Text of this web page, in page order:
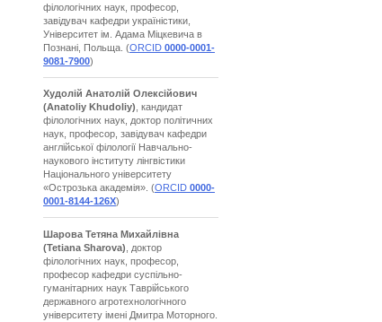
філологічних наук, професор,
завідувач кафедри україністики,
Університет ім. Адама Міцкевича в
Познані, Польща. (ORCID 0000-0001-
9081-7900)
Худолій Анатолій Олексійович
(Anatoliy Khudoliy), кандидат
філологічних наук, доктор політичних
наук, професор, завідувач кафедри
англійської філології Навчально-
наукового інституту лінгвістики
Національного університету
«Острозька академія». (ORCID 0000-
0001-8144-126X)
Шарова Тетяна Михайлівна
(Tetiana Sharova) , доктор
філологічних наук, професор,
професор кафедри суспільно-
гуманітарних наук Таврійського
державного агротехнологічного
університету імені Дмитра Моторного.